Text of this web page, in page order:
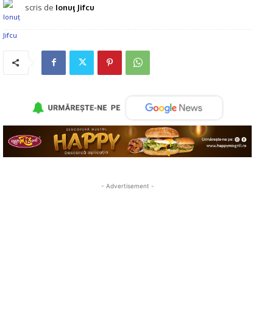
scris de Ionuţ Jifcu
- Advertisement -